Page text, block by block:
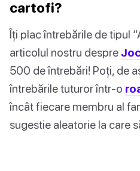
cartofi?
Îți plac întrebările de tipul
articolul nostru despre
500 de întrebări! Poți, de
întrebările tuturor într-o
încât fiecare membru al
sugestie aleatorie la care